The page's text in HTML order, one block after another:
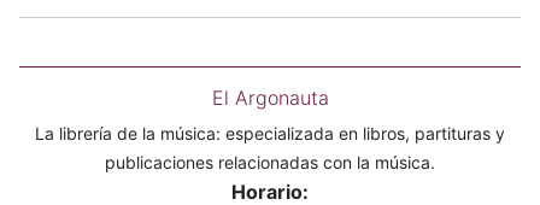
El Argonauta
La librería de la música: especializada en libros, partituras y
publicaciones relacionadas con la música.
Horario: